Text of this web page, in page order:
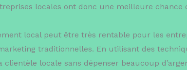
locales ont donc une meilleure chance
local peut être très rentable pour les
traditionnelles. En utilisant des
locale sans dépenser beaucoup